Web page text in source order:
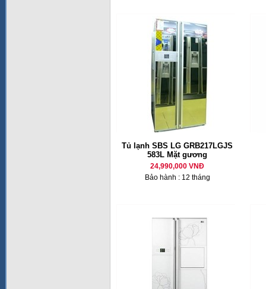
Tủ lạnh SBS LG GRB217LGJS
583L Mặt gương
24,990,000 VNĐ
Bảo hành : 12 tháng